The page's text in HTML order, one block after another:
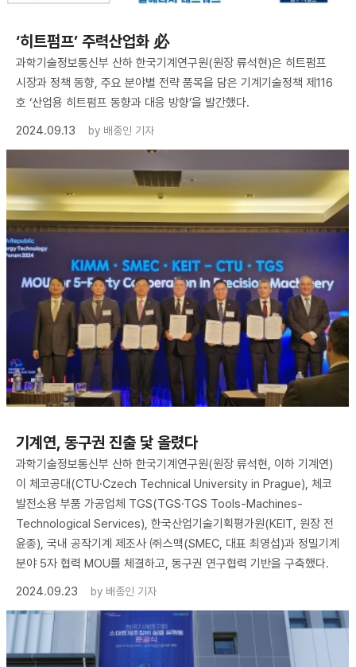
‘히트펌프’ 주력산업화 必
과학기술정보통신부 산하 한국기계연구원(원장 류석현)은 히트펌프
시장과 정책 동향, 주요 분야별 전략 품목을 담은 기계기술정책 제116
호 ‘산업용 히트펌프 동향과 대응 방향’을 발간했다.
2024.09.13
by 배종인 기자
기계연, 동구권 진출 닻 올렸다
과학기술정보통신부 산하 한국기계연구원(원장 류석현, 이하 기계연)
이 체코공대(CTU·Czech Technical University in Prague), 체코
발전소용 부품 가공업체 TGS(TGS·TGS Tools-Machines-
Technological Services), 한국산업기술기획평가원(KEIT, 원장 전
윤종), 국내 공작기계 제조사 ㈜스맥(SMEC, 대표 최영섭)과 정밀기계
분야 5자 협력 MOU를 체결하고, 동구권 연구협력 기반을 구축했다.
2024.09.23
by 배종인 기자